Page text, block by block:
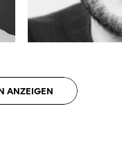
ANZEIGEN